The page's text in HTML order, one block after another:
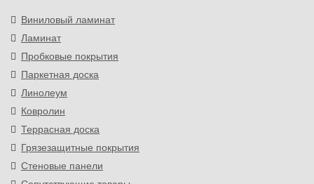
Виниловый ламинат
Ламинат
Пробковые покрытия
Паркетная доска
Линолеум
Ковролин
Террасная доска
Грязезащитные покрытия
Стеновые панели